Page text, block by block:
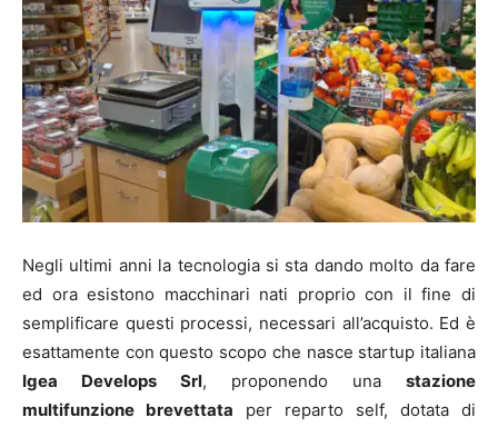
Negli ultimi anni la tecnologia si sta dando molto da fare
ed ora esistono macchinari nati proprio con il fine di
semplificare questi processi, necessari all’acquisto. Ed è
esattamente con questo scopo che nasce startup italiana
Igea Develops Srl, proponendo una stazione
multifunzione brevettata per reparto self, dotata di